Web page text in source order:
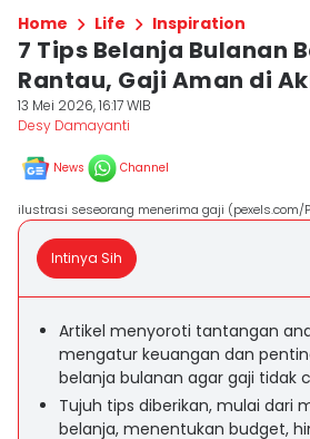
Home Life Inspiration
7 Tips Belanja Bulanan
Rantau, Gaji Aman di
13 Mei 2026, 16:17 WIB
Desy Damayanti
News Channel
ilustrasi seseorang menerima gaji (pexels.com/
Intinya Sih
Artikel menyoroti tantangan
mengatur keuangan dan
belanja bulanan agar gaji tidak
Tujuh tips diberikan, mulai dari
belanja, menentukan budget,